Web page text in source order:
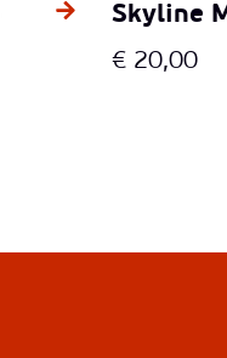
Skyline
€ 20,00